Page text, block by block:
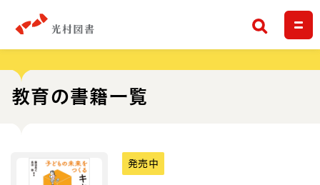
検索
教育の書籍一覧
発売中